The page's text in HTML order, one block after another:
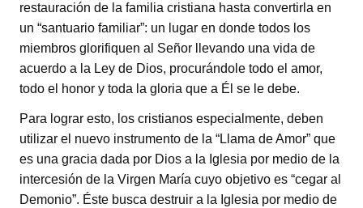
restauración de la familia cristiana hasta convertirla en
un “santuario familiar”: un lugar en donde todos los
miembros glorifiquen al Señor llevando una vida de
acuerdo a la Ley de Dios, procurándole todo el amor,
todo el honor y toda la gloria que a Él se le debe.
Para lograr esto, los cristianos especialmente, deben
utilizar el nuevo instrumento de la “Llama de Amor” que
es una gracia dada por Dios a la Iglesia por medio de la
intercesión de la Virgen María cuyo objetivo es “cegar al
Demonio”. Éste busca destruir a la Iglesia por medio de